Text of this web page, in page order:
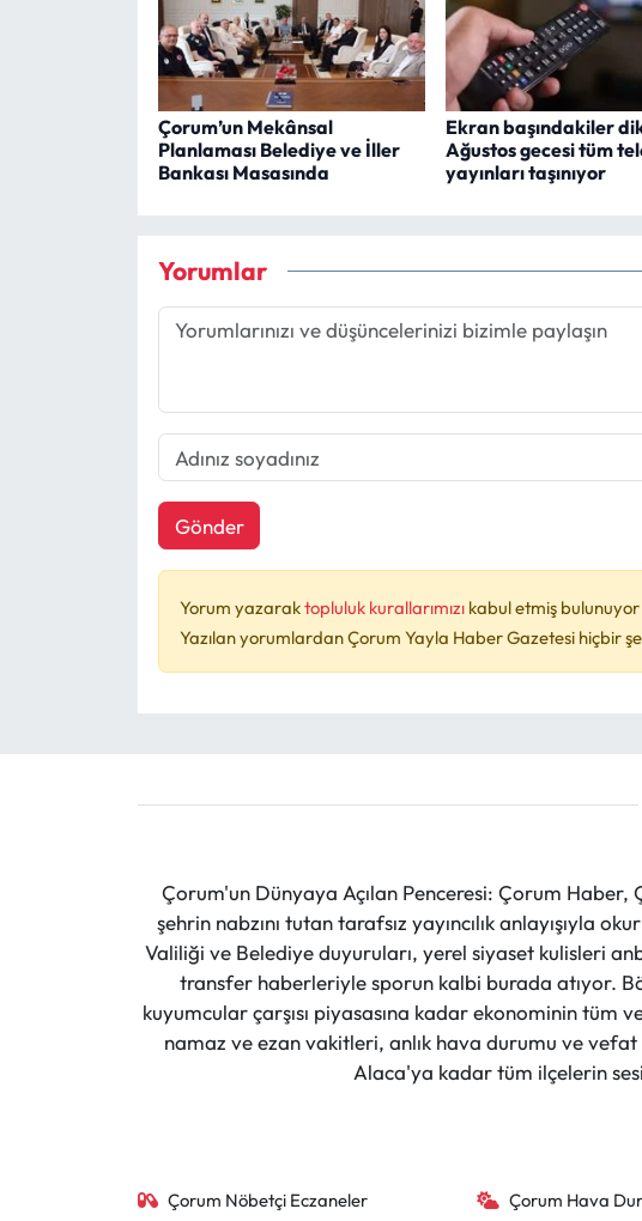
Çorum’un Mekânsal
Planlaması Belediye ve İller
Bankası Masasında
Ekran başındakiler
Ağustos gecesi tüm
yayınları taşınıyor
Yorumlar
Gönder
Yorum yazaraktopluluk kurallarımızı kabul etmiş
Yazılan yorumlardan Çorum Yayla Haber Gazetesi hiçbir
Çorum'un Dünyaya Açılan Penceresi: Çorum Haber,
şehrin nabzını tutan tarafsız yayıncılık anlayışıyla
Valiliği ve Belediye duyuruları, yerel siyaset kulisleri
transfer haberleriyle sporun kalbi burada atıyor.
kuyumcular çarşısı piyasasına kadar ekonominin tüm
namaz ve ezan vakitleri, anlık hava durumu ve
Alaca'ya kadar tüm ilçelerin
Çorum Nöbetçi Eczaneler Çorum Hava